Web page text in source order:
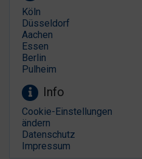
Köln
Düsseldorf
Aachen
Essen
Berlin
Pulheim
Info
Cookie-Einstellungen
ändern
Datenschutz
Impressum